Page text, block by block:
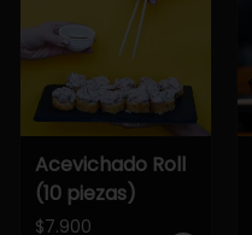
Acevichado Roll
(10 piezas)
$7.900